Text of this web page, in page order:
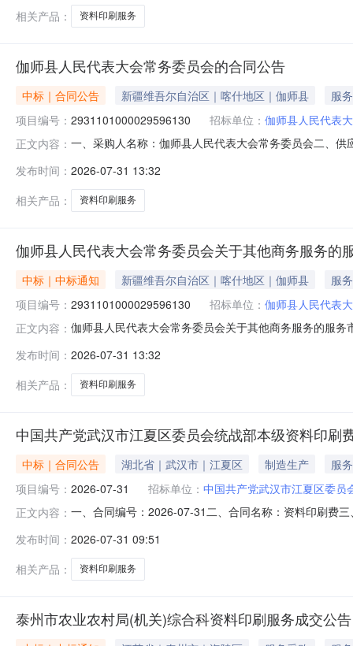
相关产品：
资料印刷服务
伽师县人民代表大会常务委员会的合同公告
中标｜合同公告 新疆维吾尔自治区｜喀什地区｜伽师县
服
项目编号： 2931101000029596130 招标单位： 伽师县人民代表
正文内容： 一、采购人名称：伽师县人民代表大会常务委员会二、
1.002534325343服务要求或标的基本概况：七、其它事
发布时间： 2026-07-31 13:32
相关产品：
资料印刷服务
伽师县人民代表大会常务委员会关于其他商务服务的
中标｜中标通知 新疆维吾尔自治区｜喀什地区｜伽师县
服
项目编号： 2931101000029596130 招标单位： 伽师县人民代表
正文内容： 伽师县人民代表大会常务委员会关于其他商务服务的服
金额（元）:项目所在行政区划编码:653129项目所在行
发布时间： 2026-07-31 13:32
相关产品：
资料印刷服务
中国共产党武汉市江夏区委员会统战部本级资料印刷
中标｜合同公告 湖北省｜武汉市｜江夏区 制造生产
服务
项目编号： 2026-07-31 招标单位： 中国共产党武汉市江夏区委员
正文内容： 一、合同编号：2026-07-31二、合同名称：资料印刷费
13971297346六、合同主要信息1、主要标的名称：印
发布时间： 2026-07-31 09:51
相关产品：
资料印刷服务
泰州市农业农村局(机关)综合科资料印刷服务成交公告